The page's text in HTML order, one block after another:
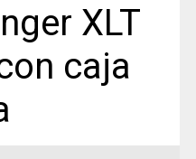
XLT
caja